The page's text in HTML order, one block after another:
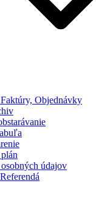
Objednávky
údajov